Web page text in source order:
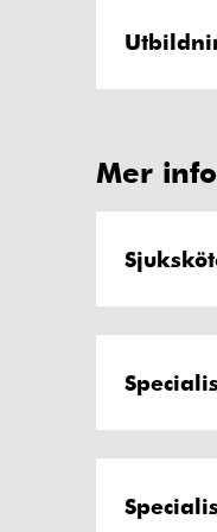
Mer